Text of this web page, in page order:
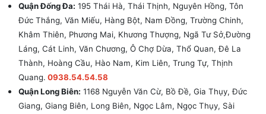
Quận Đống Đa: 195 Thái Hà, Thái Thịnh, Nguyên Hồng, Tôn
Đức Thắng, Văn Miếu, Hàng Bột, Nam Đồng, Trường Chinh,
Khâm Thiên, Phương Mai, Khương Thượng, Ngã Tư Sở,Đường
Láng, Cát Linh, Văn Chương, Ô Chợ Dừa, Thổ Quan, Đê La
Thành, Hoàng Cầu, Hào Nam, Kim Liên, Trung Tự, Thịnh
Quang. 0938.54.54.58
Quận Long Biên: 1168 Nguyễn Văn Cừ, Bồ Đề, Gia Thụy, Đức
Giang, Giang Biên, Long Biên, Ngọc Lâm, Ngọc Thụy, Sài